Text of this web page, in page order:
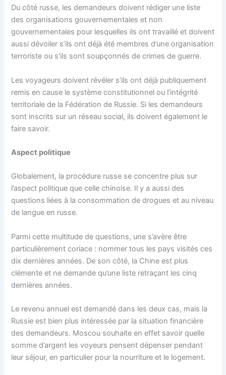
Du côté russe, les demandeurs doivent rédiger une liste
des organisations gouvernementales et non
gouvernementales pour lesquelles ils ont travaillé et doivent
aussi dévoiler s’ils ont déjà été membres d’une organisation
terroriste ou s’ils sont soupçonnés de crimes de guerre.
Les voyageurs doivent révéler s’ils ont déjà publiquement
remis en cause le système constitutionnel ou l’intégrité
territoriale de la Fédération de Russie. Si les demandeurs
sont inscrits sur un réseau social, ils doivent également le
faire savoir.
Aspect politique
Globalement, la procédure russe se concentre plus sur
l’aspect politique que celle chinoise. Il y a aussi des
questions liées à la consommation de drogues et au niveau
de langue en russe.
Parmi cette multitude de questions, une s’avère être
particulièrement coriace : nommer tous les pays visités ces
dix dernières années. De son côté, la Chine est plus
clémente et ne demande qu’une liste retraçant les cinq
dernières années.
Le revenu annuel est demandé dans les deux cas, mais la
Russie est bien plus intéressée par la situation financière
des demandeurs. Moscou souhaite en effet savoir quelle
somme d’argent les voyeurs pensent dépenser pendant
leur séjour, en particulier pour la nourriture et le logement.